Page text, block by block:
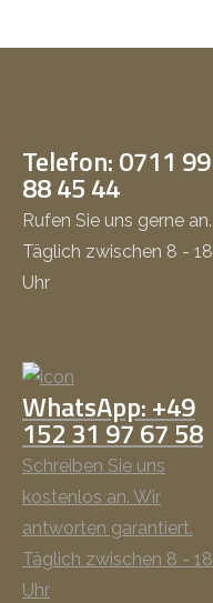
Telefon: 0711 99
88 45 44
Rufen Sie uns gerne an.
Täglich zwischen 8 - 18
Uhr
WhatsApp: +49
152 31 97 67 58
Schreiben Sie uns
kostenlos an. Wir
antworten garantiert.
Täglich zwischen 8 - 18
Uhr